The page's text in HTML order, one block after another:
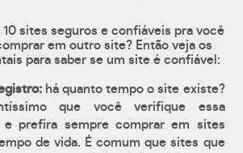
10 sites seguros e confiáveis pra você
em outro site? Então veja os
para saber se um site é confiável:
há quanto tempo o site existe?
que você verifique essa
e prefira sempre comprar em sites
de vida. É comum que sites que